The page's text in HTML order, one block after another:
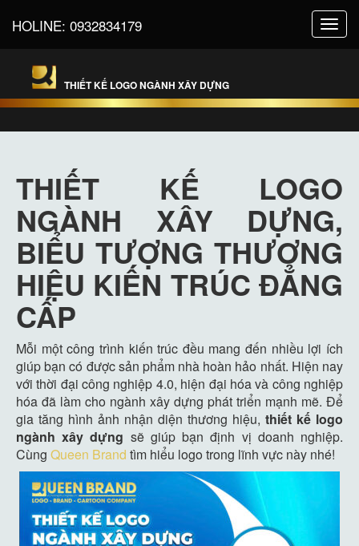
HOLINE: 0932834179
THIẾT KẾ LOGO NGÀNH XÂY DỰNG
THIẾT KẾ LOGO
NGÀNH XÂY DỰNG,
BIỂU TƯỢNG THƯƠNG
HIỆU KIẾN TRÚC ĐẲNG
CẤP
Mỗi một công trình kiến trúc đều mang đến nhiều lợi ích
giúp bạn có được sản phẩm nhà hoàn hảo nhất. Hiện nay
với thời đại công nghiệp 4.0, hiện đại hóa và công nghiệp
hóa đã làm cho ngành xây dựng phát triển mạnh mẽ. Để
gia tăng hình ảnh nhận diện thương hiệu, thiết kế logo
ngành xây dựng sẽ giúp bạn định vị doanh nghiệp.
Cùng Queen Brand tìm hiểu logo trong lĩnh vực này nhé!